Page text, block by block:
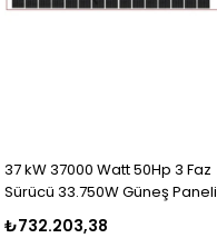
37 kW 37000 Watt 50Hp 3 Faz
Sürücü 33.750W Güneş Paneli
₺732.203,38